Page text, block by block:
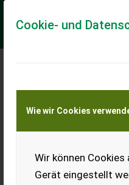
Cookie- und
Wie wir Cookies
Wir können
Gerät eingestellt
Meine
Transport von
KEINE